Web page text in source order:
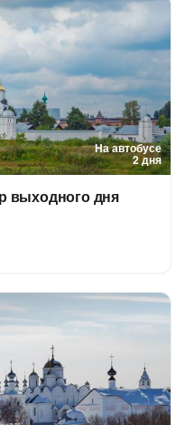
На автобусе
2 дня
выходного дня